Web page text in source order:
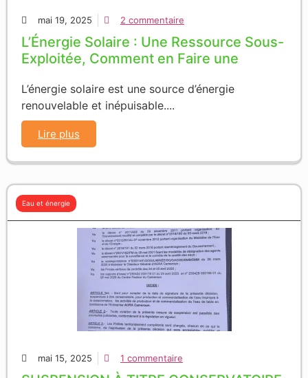
mai 19, 2025 2 commentaire
L’Énergie Solaire : Une Ressource Sous-
Exploitée, Comment en Faire une
L’énergie solaire est une source d’énergie
renouvelable et inépuisable....
Lire plus
Eau et énergie
mai 15, 2025 1 commentaire